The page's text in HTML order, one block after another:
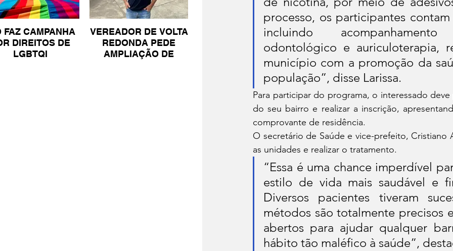
FAZ CAMPANHA
DIREITOS DE
LGBTQI
VEREADOR DE VOLTA
REDONDA PEDE
AMPLIAÇÃO DE
processo, os participantes
incluindo
odontológico e auriculoterapia,
município com a promoção da
população”, disse Larissa.
Para participar do programa, o interessado
do seu bairro e realizar a inscrição,
comprovante de residência.
O secretário de Saúde e vice-prefeito,
as unidades e realizar o tratamento.
“Essa é uma chance imperdível
estilo de vida mais saudável e
Diversos pacientes tiveram
métodos são totalmente precisos
abertos para ajudar qualquer
hábito tão maléfico à saúde”,